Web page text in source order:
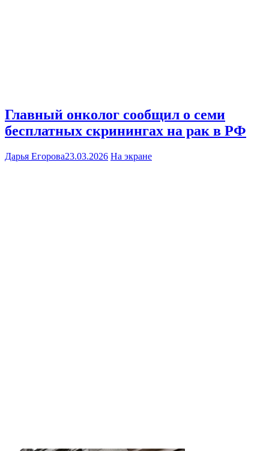
Главный онколог сообщил о семи
бесплатных скринингах на рак в РФ
Дарья Егорова23.03.2026 На экране